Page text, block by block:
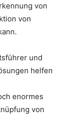
von
von
und
helfen
enormes
von